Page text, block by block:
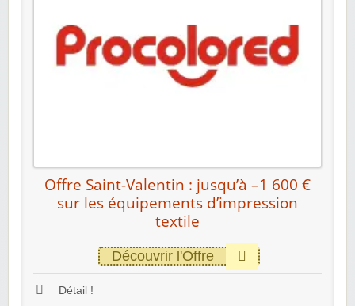
Offre Saint-Valentin : jusqu’à –1 600 €
sur les équipements d’impression
textile
Découvrir l'Offre
Détail !